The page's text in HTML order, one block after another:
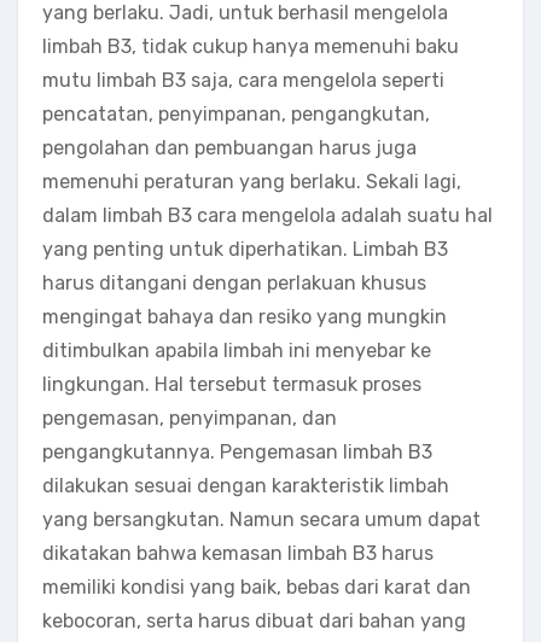
yang berlaku. Jadi, untuk berhasil mengelola
limbah B3, tidak cukup hanya memenuhi baku
mutu limbah B3 saja, cara mengelola seperti
pencatatan, penyimpanan, pengangkutan,
pengolahan dan pembuangan harus juga
memenuhi peraturan yang berlaku. Sekali lagi,
dalam limbah B3 cara mengelola adalah suatu hal
yang penting untuk diperhatikan. Limbah B3
harus ditangani dengan perlakuan khusus
mengingat bahaya dan resiko yang mungkin
ditimbulkan apabila limbah ini menyebar ke
lingkungan. Hal tersebut termasuk proses
pengemasan, penyimpanan, dan
pengangkutannya. Pengemasan limbah B3
dilakukan sesuai dengan karakteristik limbah
yang bersangkutan. Namun secara umum dapat
dikatakan bahwa kemasan limbah B3 harus
memiliki kondisi yang baik, bebas dari karat dan
kebocoran, serta harus dibuat dari bahan yang